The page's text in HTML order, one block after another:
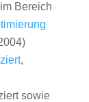
Bereich
,
sowie